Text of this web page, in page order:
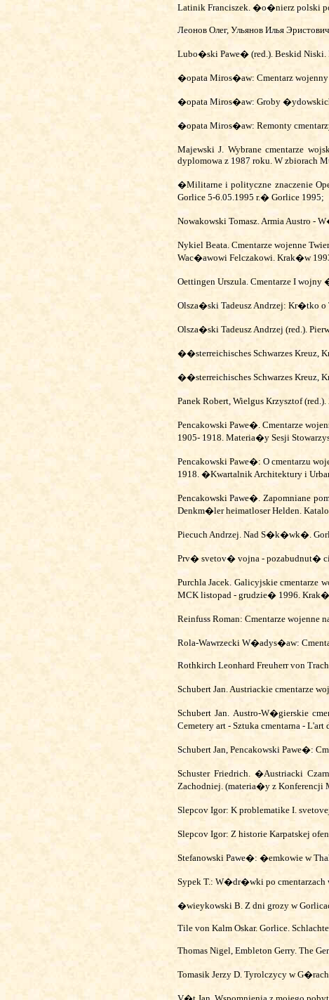
Latinik Franciszek. �o�nierz polski
Леонов Олег, Ульянов Илья Эристович
Lubo�ski Pawe� (red.). Beskid Niski.
�opata Miros�aw: Cmentarz
�opata Miros�aw: Groby
�opata Miros�aw: Remonty
Majewski J. Wybrane cmentarze
dyplomowa z 1987 roku. W zbiorach
�Militarne i polityczne znaczenie
Gorlice 5-6.05.1995 r.� Gorlice 1995;
Nowakowski Tomasz. Armia Austro -
Nykiel Beata. Cmentarze wojenne
Wac�awowi Felczakowi. Krak�w
Oettingen Urszula. Cmentarze I
Olsza�ski Tadeusz Andrzej: Kr�tko o
Olsza�ski Tadeusz Andrzej (red.).
��sterreichisches Schwarzes Kreuz,
��sterreichisches Schwarzes Kreuz,
Panek Robert, Wielgus Krzysztof
Pencakowski Pawe�. Cmentarze
1905- 1918. Materia�y Sesji
Pencakowski Pawe�: O cmentarzu
1918. �Kwartalnik Architektury i
Pencakowski Pawe�. Zapomniane
Denkm�ler heimatloser Helden.
Piecuch Andrzej. Nad S�k�wk�.
Prv� svetov� vojna - pozabudnut�
Purchla Jacek. Galicyjskie cmentarze
MCK listopad - grudzie� 1996.
Reinfuss Roman: Cmentarze
Rola-Wawrzecki W�adys�aw:
Rothkirch Leonhard Freuherr von
Schubert Jan. Austriackie cmentarze
Schubert Jan. Austro-W�gierskie
Cemetery art - Sztuka cmentarna -
Schubert Jan, Pencakowski Pawe�:
Schuster Friedrich. �Austriacki
Zachodniej. (materia�y z Konferencji
Slepcov Igor: K problematike I.
Slepcov Igor: Z historie Karpatskej
Stefanowski Pawe�: �emkowie w
Sypek T.: W�dr�wki po cmentarzach
�wieykowski B. Z dni grozy w
Tile von Kalm Oskar. Gorlice.
Thomas Nigel, Embleton Gerry. The
Tomasik Jerzy D. Tyrolczycy w